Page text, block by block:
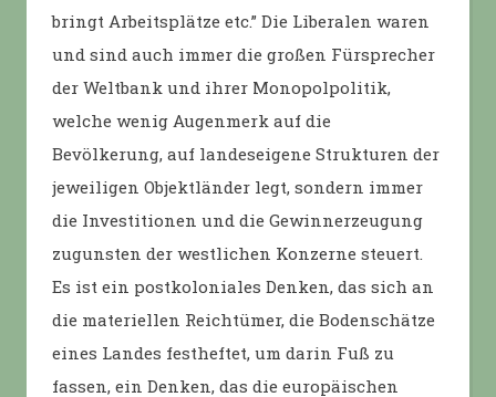
bringt Arbeitsplätze etc.” Die Liberalen waren
und sind auch immer die großen Fürsprecher
der Weltbank und ihrer Monopolpolitik,
welche wenig Augenmerk auf die
Bevölkerung, auf landeseigene Strukturen der
jeweiligen Objektländer legt, sondern immer
die Investitionen und die Gewinnerzeugung
zugunsten der westlichen Konzerne steuert.
Es ist ein postkoloniales Denken, das sich an
die materiellen Reichtümer, die Bodenschätze
eines Landes festheftet, um darin Fuß zu
fassen, ein Denken, das die europäischen